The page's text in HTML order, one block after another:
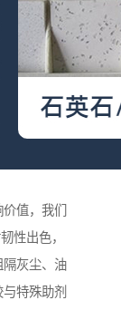
值，我们
性出色，
隔灰尘、油
特殊助剂